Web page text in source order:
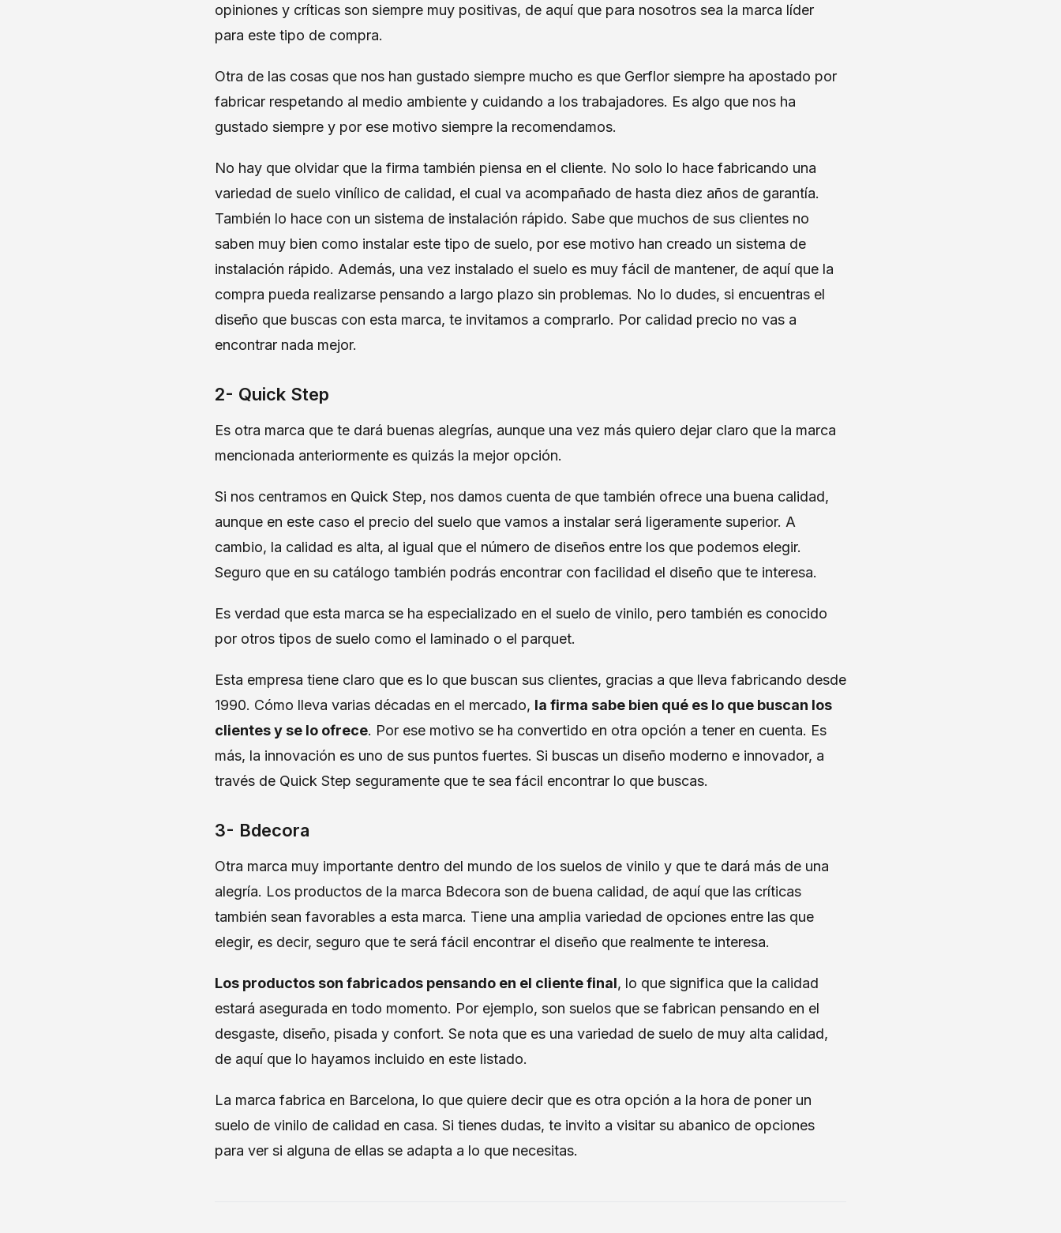
opiniones y críticas son siempre muy positivas, de aquí que para nosotros sea la marca líder
para este tipo de compra.
Otra de las cosas que nos han gustado siempre mucho es que Gerflor siempre ha apostado por
fabricar respetando al medio ambiente y cuidando a los trabajadores. Es algo que nos ha
gustado siempre y por ese motivo siempre la recomendamos.
No hay que olvidar que la firma también piensa en el cliente. No solo lo hace fabricando una
variedad de suelo vinílico de calidad, el cual va acompañado de hasta diez años de garantía.
También lo hace con un sistema de instalación rápido. Sabe que muchos de sus clientes no
saben muy bien como instalar este tipo de suelo, por ese motivo han creado un sistema de
instalación rápido. Además, una vez instalado el suelo es muy fácil de mantener, de aquí que la
compra pueda realizarse pensando a largo plazo sin problemas. No lo dudes, si encuentras el
diseño que buscas con esta marca, te invitamos a comprarlo. Por calidad precio no vas a
encontrar nada mejor.
2- Quick Step
Es otra marca que te dará buenas alegrías, aunque una vez más quiero dejar claro que la marca
mencionada anteriormente es quizás la mejor opción.
Si nos centramos en Quick Step, nos damos cuenta de que también ofrece una buena calidad,
aunque en este caso el precio del suelo que vamos a instalar será ligeramente superior. A
cambio, la calidad es alta, al igual que el número de diseños entre los que podemos elegir.
Seguro que en su catálogo también podrás encontrar con facilidad el diseño que te interesa.
Es verdad que esta marca se ha especializado en el suelo de vinilo, pero también es conocido
por otros tipos de suelo como el laminado o el parquet.
Esta empresa tiene claro que es lo que buscan sus clientes, gracias a que lleva fabricando desde
1990. Cómo lleva varias décadas en el mercado, la firma sabe bien qué es lo que buscan los
clientes y se lo ofrece. Por ese motivo se ha convertido en otra opción a tener en cuenta. Es
más, la innovación es uno de sus puntos fuertes. Si buscas un diseño moderno e innovador, a
través de Quick Step seguramente que te sea fácil encontrar lo que buscas.
3- Bdecora
Otra marca muy importante dentro del mundo de los suelos de vinilo y que te dará más de una
alegría. Los productos de la marca Bdecora son de buena calidad, de aquí que las críticas
también sean favorables a esta marca. Tiene una amplia variedad de opciones entre las que
elegir, es decir, seguro que te será fácil encontrar el diseño que realmente te interesa.
Los productos son fabricados pensando en el cliente final, lo que significa que la calidad
estará asegurada en todo momento. Por ejemplo, son suelos que se fabrican pensando en el
desgaste, diseño, pisada y confort. Se nota que es una variedad de suelo de muy alta calidad,
de aquí que lo hayamos incluido en este listado.
La marca fabrica en Barcelona, lo que quiere decir que es otra opción a la hora de poner un
suelo de vinilo de calidad en casa. Si tienes dudas, te invito a visitar su abanico de opciones
para ver si alguna de ellas se adapta a lo que necesitas.